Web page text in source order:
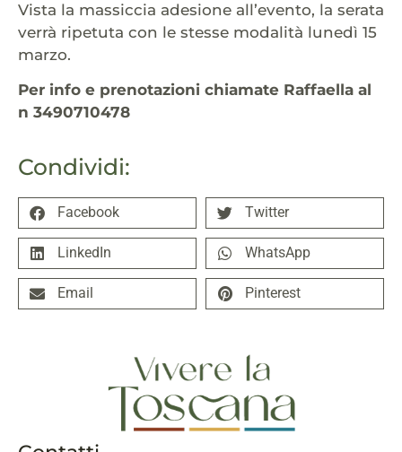
Condividi:
Facebook Twitter
LinkedIn WhatsApp
Email Pinterest
Vista la massiccia adesione all’evento, la serata
verrà ripetuta con le stesse modalità lunedì 15
marzo.
Per info e prenotazioni chiamate Raffaella al
n 3490710478